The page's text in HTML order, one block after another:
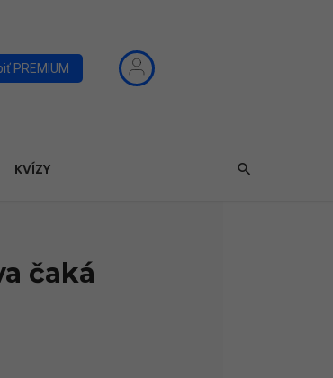
PREMIUM
KVÍZY
čaká